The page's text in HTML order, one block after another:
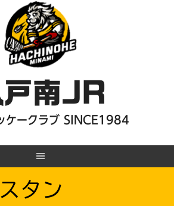
戸南JR
ケークラブ SINCE1984
タン